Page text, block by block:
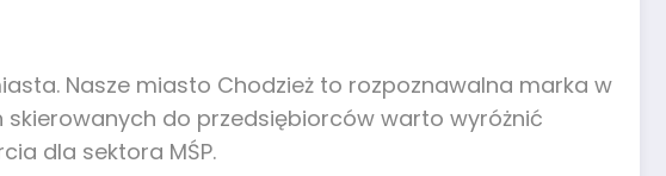
Nasze miasto Chodzież to rozpoznawalna marka w
skierowanych do przedsiębiorców warto wyróżnić
dla sektora MŚP.